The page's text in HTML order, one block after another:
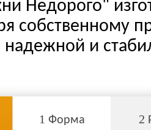
Недорого"
собственному
надежной и
1 Форма 2